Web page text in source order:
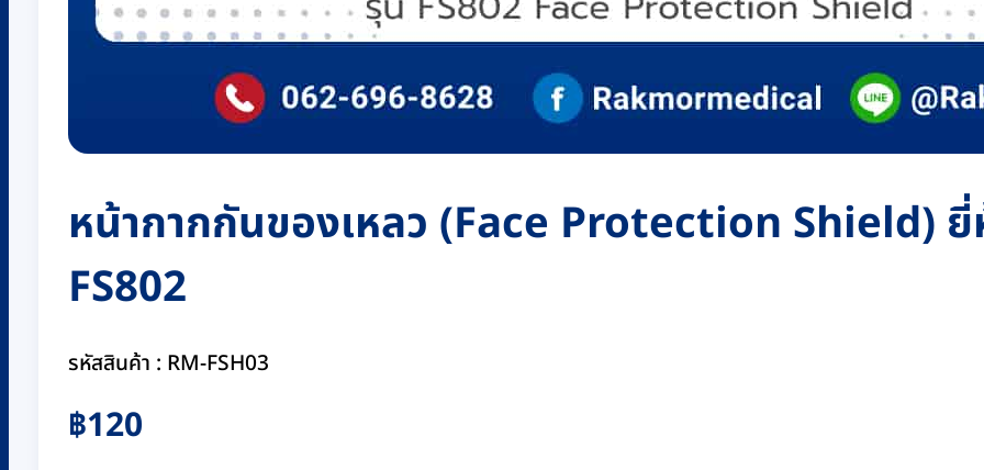
หน้ากากกันของเหลว (Face Protection Shield)
FS802
รหัสสินค้า : RM-FSH03
฿120